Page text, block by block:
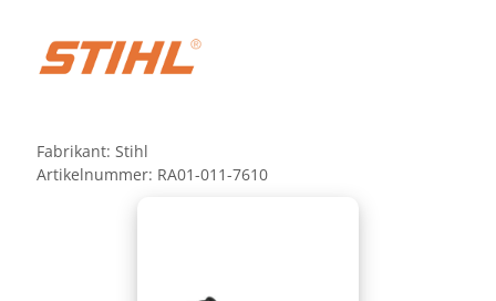
Fabrikant: Stihl
Artikelnummer: RA01-011-7610